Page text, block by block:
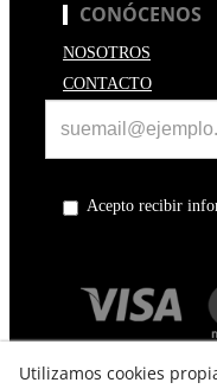
CONÓCENOS
NOSOTROS
CONTACTO
Acepto recibir
Utilizamos cookies